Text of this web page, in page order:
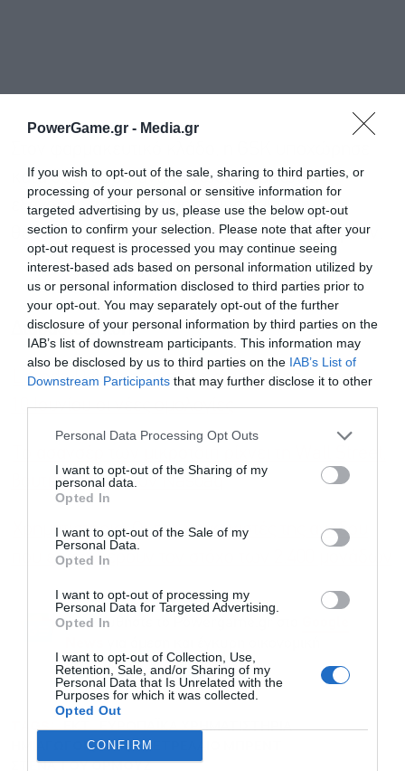
PowerGame.gr - Media.gr
If you wish to opt-out of the sale, sharing to third parties, or
processing of your personal or sensitive information for
targeted advertising by us, please use the below opt-out
section to confirm your selection. Please note that after your
opt-out request is processed you may continue seeing
interest-based ads based on personal information utilized by
us or personal information disclosed to third parties prior to
your opt-out. You may separately opt-out of the further
disclosure of your personal information by third parties on the
IAB’s list of downstream participants. This information may
also be disclosed by us to third parties on the IAB’s List of
Downstream Participants that may further disclose it to other
Personal Data Processing Opt Outs
I want to opt-out of the Sharing of my
personal data.
Opted In
I want to opt-out of the Sale of my
Personal Data.
Opted In
I want to opt-out of processing my
Personal Data for Targeted Advertising.
Opted In
I want to opt-out of Collection, Use,
Retention, Sale, and/or Sharing of my
Personal Data that Is Unrelated with the
Purposes for which it was collected.
Opted Out
CONFIRM
κατά 0,5% αφού ανακοίνωσε συμφωνία
εξαγοράς της εταιρείας αντικαρκινικών
θεραπειών Nuvalent έναντι 10,6 δισ. δολαρίων.
Διαβάστε επίσης
Lamda Development: Σε διαπραγμάτευση από
10 Ιουνίου οι νέες ομολογίες
βουτιά 2,5% για τον Nasdaq
Χρηματιστήριο: Οι πρωταγωνιστές της ανόδου
που επαναφέρουν τον στόχο των 2.400 μονάδων
Ακολουθήστε το Powergame.gr στο
ενημέρωση!
TAGS: ΕΚΤ ΕΥΡΩΠΑΪΚΑ ΧΡΗΜΑΤΙΣΤΗΡΙΑ
ΗΜΙΑΓΩΓΟΙ (ΤΣΙΠ) ΠΕΤΡΕΛΑΙΟ ΜΠΡΕΝΤ
ΣΤΕΝΑ ΤΟΥ ΟΡΜΟΥΖ